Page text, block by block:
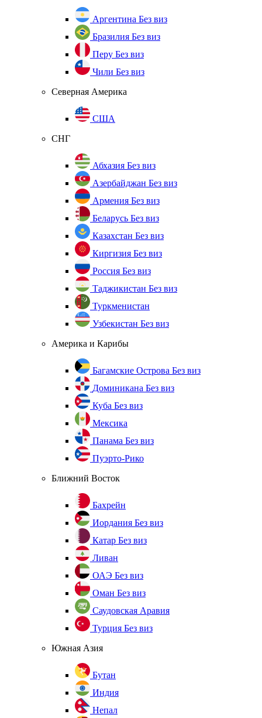
Аргентина Без виз
Бразилия Без виз
Перу Без виз
Чили Без виз
Северная Америка
США
СНГ
Абхазия Без виз
Азербайджан Без виз
Армения Без виз
Беларусь Без виз
Казахстан Без виз
Киргизия Без виз
Россия Без виз
Таджикистан Без виз
Туркменистан
Узбекистан Без виз
Америка и Карибы
Багамские Острова Без виз
Доминикана Без виз
Куба Без виз
Мексика
Панама Без виз
Пуэрто-Рико
Ближний Восток
Бахрейн
Иордания Без виз
Катар Без виз
Ливан
ОАЭ Без виз
Оман Без виз
Саудовская Аравия
Турция Без виз
Южная Азия
Бутан
Индия
Непал